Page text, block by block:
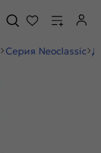
Серия Neoclassic